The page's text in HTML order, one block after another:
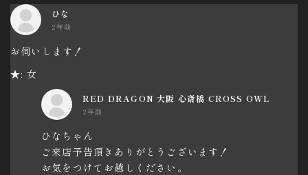
ひな
2年前
お伺いします！
★: 女
RED DRAGON 大阪 心斎橋 CROSS OWL
2年前
ひなちゃん
ご来店予告頂きありがとうございます！
お気をつけてお越しください。